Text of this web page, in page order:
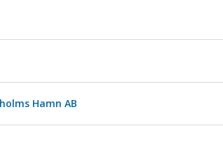
Hamn AB